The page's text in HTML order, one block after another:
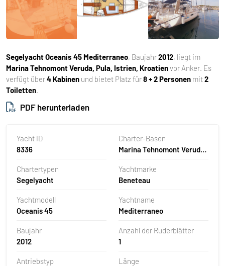
SegelyachtOceanis 45 Mediterraneo, Baujahr2012, liegt im
Marina Tehnomont Veruda, Pula, Istrien, Kroatienvor Anker. Es
verfügt über4 Kabinen und bietet Platz für8 + 2 Personen mit2
Toiletten.
PDF herunterladen
Yacht ID
8336
Charter-Basen
Marina Tehnomont Veruda,
Chartertypen
Segelyacht
Yachtmarke
Beneteau
Yachtmodell
Oceanis 45
Yachtname
Mediterraneo
Baujahr
2012
Anzahl der Ruderblätter
1
Antriebstyp
Länge